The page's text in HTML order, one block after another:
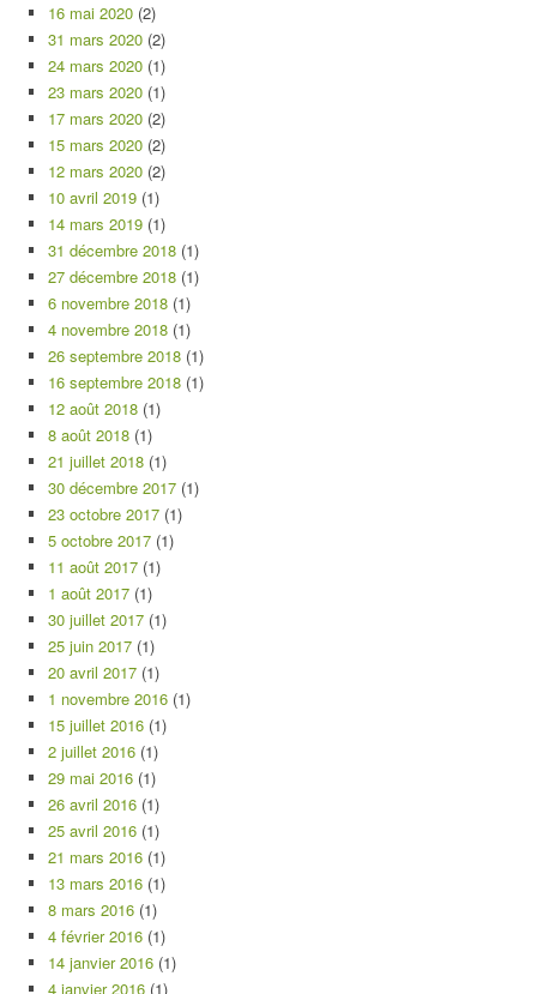
16 mai 2020 (2)
31 mars 2020 (2)
24 mars 2020 (1)
23 mars 2020 (1)
17 mars 2020 (2)
15 mars 2020 (2)
12 mars 2020 (2)
10 avril 2019 (1)
14 mars 2019 (1)
31 décembre 2018 (1)
27 décembre 2018 (1)
6 novembre 2018 (1)
4 novembre 2018 (1)
26 septembre 2018 (1)
16 septembre 2018 (1)
12 août 2018 (1)
8 août 2018 (1)
21 juillet 2018 (1)
30 décembre 2017 (1)
23 octobre 2017 (1)
5 octobre 2017 (1)
11 août 2017 (1)
1 août 2017 (1)
30 juillet 2017 (1)
25 juin 2017 (1)
20 avril 2017 (1)
1 novembre 2016 (1)
15 juillet 2016 (1)
2 juillet 2016 (1)
29 mai 2016 (1)
26 avril 2016 (1)
25 avril 2016 (1)
21 mars 2016 (1)
13 mars 2016 (1)
8 mars 2016 (1)
4 février 2016 (1)
14 janvier 2016 (1)
4 janvier 2016 (1)